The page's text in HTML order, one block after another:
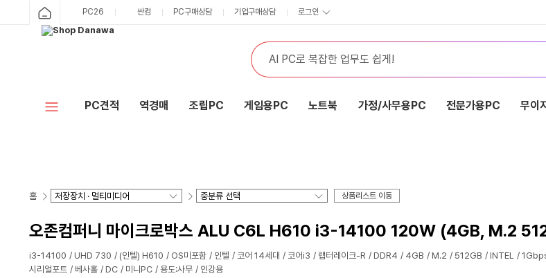
PC26 싼컴 PC구매상담 기업구매상담 로그인
PC견적 역경매 조립PC 게임용PC 노트북 가정/사무용PC 전문가용PC 무이
홈 상품리스트 이동
오존컴퍼니 마이크로박스 ALU C6L H610 i3-14100 120W (4GB, M.2
i3-14100 UHD 730 (인텔) H610 OS미포함 인텔 코어 14세대 코어i3 랩터레이크-R DDR4 4GB M.2 512GB INTEL
시리얼포트
베사홀 DC 미니PC 용도:사무 인강용